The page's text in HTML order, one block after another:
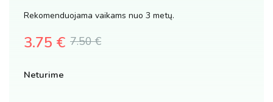
Rekomenduojama vaikams nuo 3 metų.
7.50€
3.75 €
Neturime